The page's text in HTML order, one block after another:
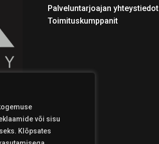
või sisu
Klõpsates
Palveluntarjoajan yhteystiedot
Toimituskumppanit